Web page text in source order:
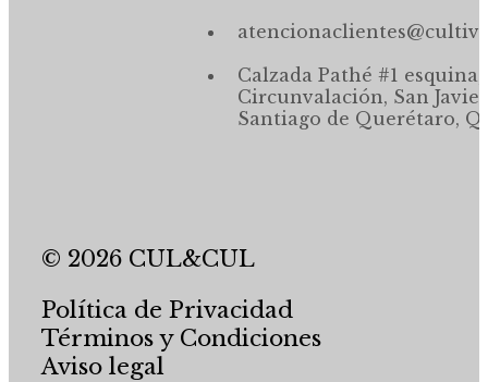
Calzada Pathé #1 esquina,
Circunvalación, San
Santiago de Querétaro,
© 2026 CUL&CUL
Política de Privacidad
Términos y Condiciones
Aviso legal